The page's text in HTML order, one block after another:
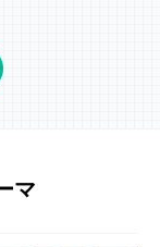
マ